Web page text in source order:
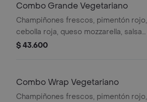
Combo Grande Vegetariano
Champiñones frescos, pimentón rojo,
cebolla roja, queso mozzarella, salsa
Qbano, papas francesa y bebida.
$ 43.600
Combo Wrap Vegetariano
Champiñones frescos, pimentón rojo,